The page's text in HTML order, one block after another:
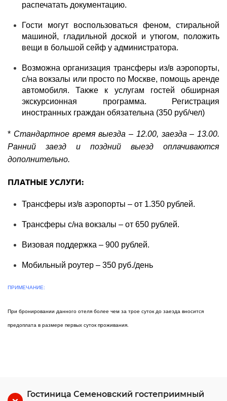
распечатать документацию.
Гости могут воспользоваться феном, стиральной
машиной, гладильной доской и утюгом, положить
вещи в большой сейф у администратора.
Возможна организация трансферы из/в аэропорты,
с/на вокзалы или просто по Москве, помощь аренде
автомобиля. Также к услугам гостей обширная
экскурсионная программа. Регистрация
иностранных граждан обязательна (350 руб/чел)
* Стандартное время выезда – 12.00, заезда – 13.00.
Ранний заезд и поздний выезд оплачиваются
дополнительно.
ПЛАТНЫЕ УСЛУГИ:
Трансферы из/в аэропорты – от 1.350 рублей.
Трансферы с/на вокзалы – от 650 рублей.
Визовая поддержка – 900 рублей.
Мобильный роутер – 350 руб./день
ПРИМЕЧАНИЕ:
При бронировании данного отеля более чем за трое суток до заезда вносится
предоплата в размере первых суток проживания.
Гостиница Семеновский гостеприимный